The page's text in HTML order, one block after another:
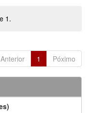
1.
Anterior 1 Póximo